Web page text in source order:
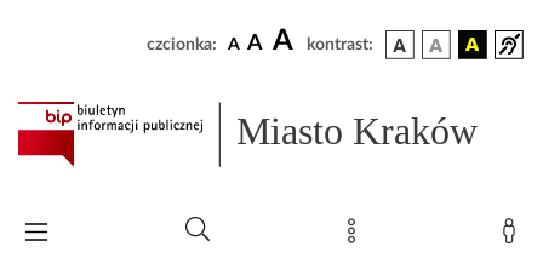
czcionka: A A A kontrast:
Miasto Kraków